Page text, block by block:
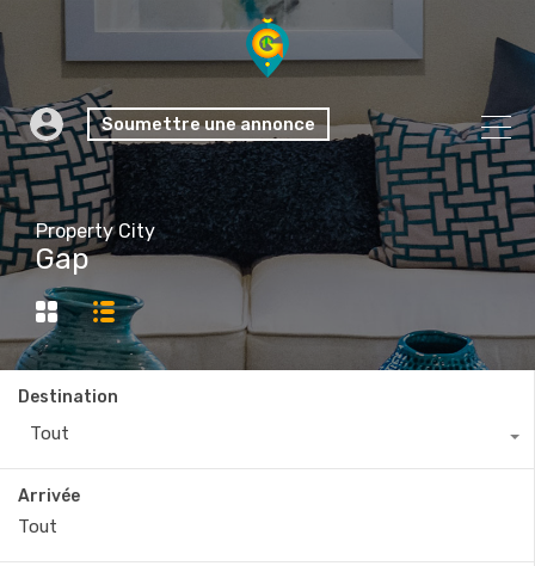
Soumettre une annonce
Property City
Gap
Destination
Tout
Arrivée